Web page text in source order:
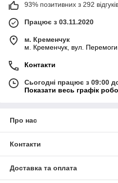
93% позитивних з 292
Працює з 03.11.2020
м. Кременчук
м. Кременчук, вул.
Контакти
Сьогодні працює з 09:00
Показати весь графік
Про нас
Контакти
Доставка та оплата